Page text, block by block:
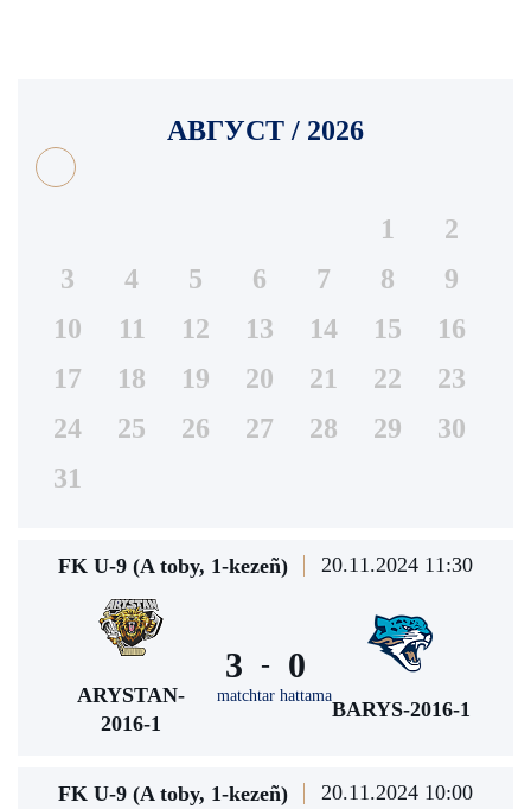
АВГУСТ / 2026
1
2
3
4 5 6 7 8
9
10
11 12 13 14 15
16
17
18 19 20 21 22
23
24
25 26 27 28 29
30
31
FK U-9 (A toby, 1-kezeñ) 20.11.2024 11:30
ARYSTAN-
2016-1
3 -
matchtar hattama
0
BARYS-2016-1
FK U-9 (A toby, 1-kezeñ) 20.11.2024 10:00